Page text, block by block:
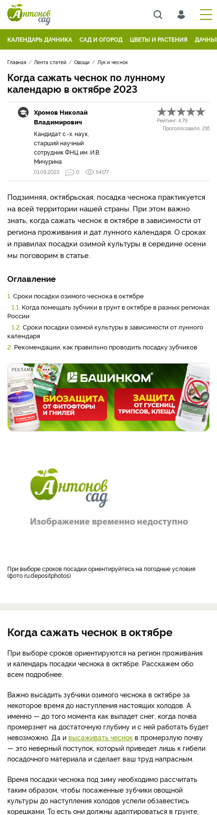
КАЛЕНДАРЬ ДАЧНИКА САД И ОГОРОД ЦВЕТЫ И РАСТЕНИЯ
Главная Лента статей Овощи Лук и чеснок
Когда сажать чеснок по лунному
календарю в октябре 2023
Хромов Николай
Владимирович
Кандидат с.-х. наук,
старший научный
сотрудник ФНЦ им. И.В.
Мичурина
Рейтинг: 4.79
Проголосовало: 216
01.09.2022 0 54177
Подзимняя, октябрьская, посадка чеснока практикуется
на всей территории нашей страны. При этом важно
знать, когда сажать чеснок в октябре в зависимости от
региона проживания и дат лунного календаря. О сроках
и правилах посадки озимой культуры в середине осени
мы поговорим в статье.
Оглавление
1. Сроки посадки озимого чеснока в октябре
1.1. Когда помещать зубчики в грунт в октябре в разных регионах
России
1.2. Сроки посадки озимой культуры в зависимости от лунного
календаря
2. Рекомендации, как правильно проводить посадку зубчиков
РЕКЛАМА
При выборе сроков посадки ориентируйтесь на погодные условия
(фото ru.depositphotos)
Когда сажать чеснок в октябре
При выборе сроков ориентируются на регион проживания
и календарь посадки чеснока в октябре. Расскажем обо
всем подробнее.
Важно высадить зубчики озимого чеснока в октябре за
некоторое время до наступления настоящих холодов. А
именно — до того момента как выпадет снег, когда почва
промерзнет на достаточную глубину и с ней работать будет
невозможно. Да и высаживать чеснок в промерзлую почву
— это неверный поступок, который приведет лишь к гибели
посадочного материала и сделает ваш труд напрасным.
Время посадки чеснока под зиму необходимо рассчитать
таким образом, чтобы посаженные зубчики овощной
культуры до наступления холодов успели обзавестись
корешками. То есть они должны адаптироваться в грунте,